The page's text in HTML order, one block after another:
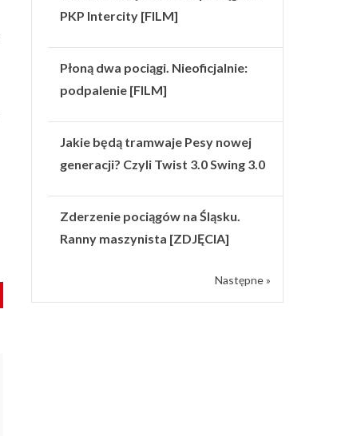
PKP Intercity [FILM]
Płoną dwa pociągi. Nieoficjalnie:
podpalenie [FILM]
Jakie będą tramwaje Pesy nowej
generacji? Czyli Twist 3.0 Swing 3.0
Zderzenie pociągów na Śląsku.
Ranny maszynista [ZDJĘCIA]
Następne »